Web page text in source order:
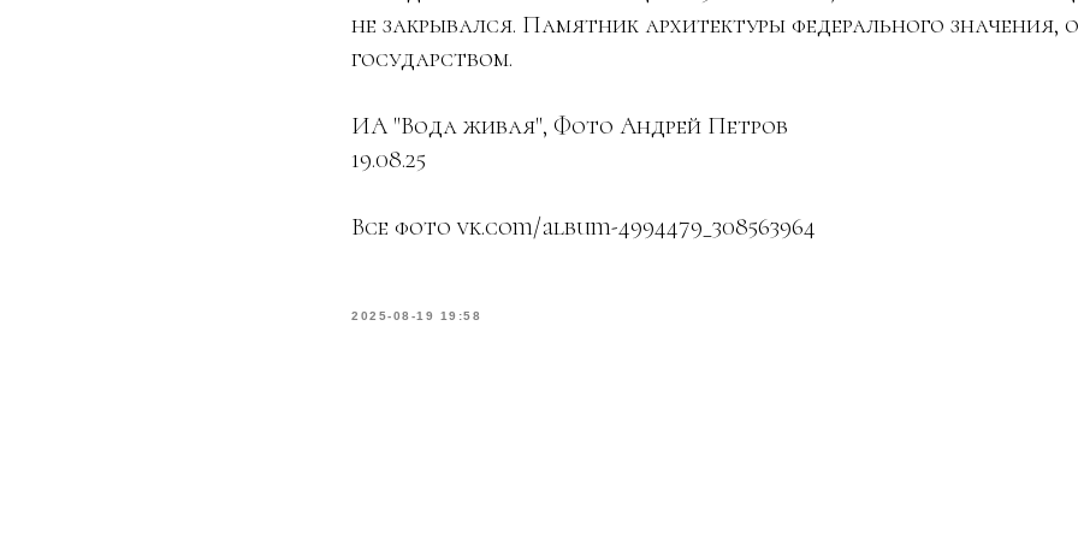
не закрывался. Памятник архитектуры федерального значения,
государством.
ИА "Вода живая", Фото Андрей Петров
19.08.25
Все фото vk.com/album-4994479_308563964
2025-08-19 19:58